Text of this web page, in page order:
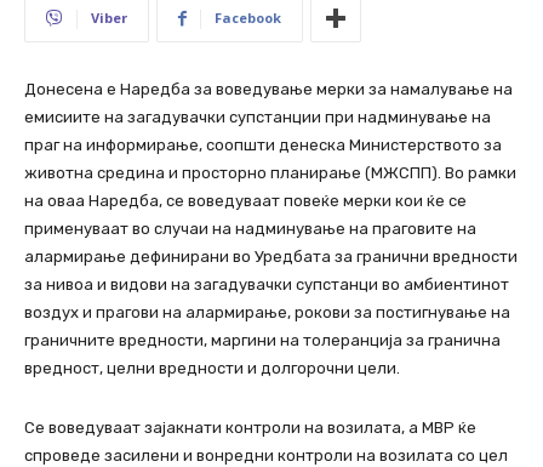
Viber Facebook
Донесена е Наредба за воведување мерки за намалување на
емисиите на загадувачки супстанции при надминување на
праг на информирање, соопшти денеска Министерството за
животна средина и просторно планирање (МЖСПП). Во рамки
на оваа Наредба, се воведуваат повеќе мерки кои ќе се
применуваат во случаи на надминување на праговите на
алармирање дефинирани во Уредбата за гранични вредности
за нивоа и видови на загадувачки супстанци во амбиентинот
воздух и прагови на алармирање, рокови за постигнување на
граничните вредности, маргини на толеранција за гранична
вредност, целни вредности и долгорочни цели.
Се воведуваат зајакнати контроли на возилата, а МВР ќе
спроведе засилени и вонредни контроли на возилата со цел